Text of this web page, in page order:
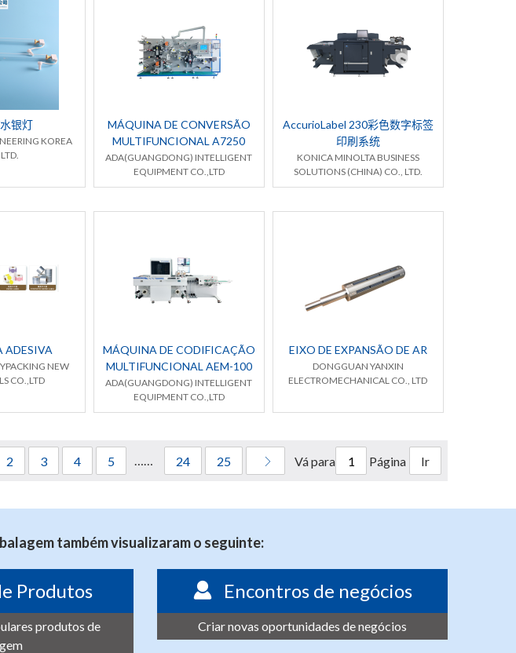
银灯
KOREA
MÁQUINA DE CONVERSÃO
MULTIFUNCIONAL A7250
ADA(GUANGDONG) INTELLIGENT
EQUIPMENT CO.,LTD
AccurioLabel 230彩色数字标签
印刷系统
KONICA MINOLTA BUSINESS
SOLUTIONS (CHINA) CO., LTD.
ADESIVA
NEW
CO.,LTD
MÁQUINA DE CODIFICAÇÃO
MULTIFUNCIONAL AEM-100
ADA(GUANGDONG) INTELLIGENT
EQUIPMENT CO.,LTD
EIXO DE EXPANSÃO DE AR
DONGGUAN YANXIN
ELECTROMECHANICAL CO., LTD
2 3 4 5 …… 24 25 Vá para Página Ir
também visualizaram o seguinte:
Produtos
produtos de
Encontros de negócios
Criar novas oportunidades de negócios